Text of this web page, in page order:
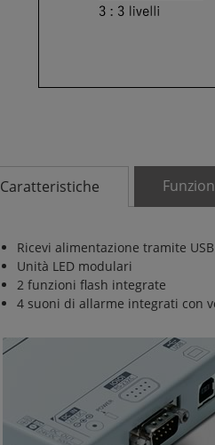
Caratteristiche
Ricevi alimentazione tramite
Unità LED modulari
2 funzioni flash integrate
4 suoni di allarme integrati con